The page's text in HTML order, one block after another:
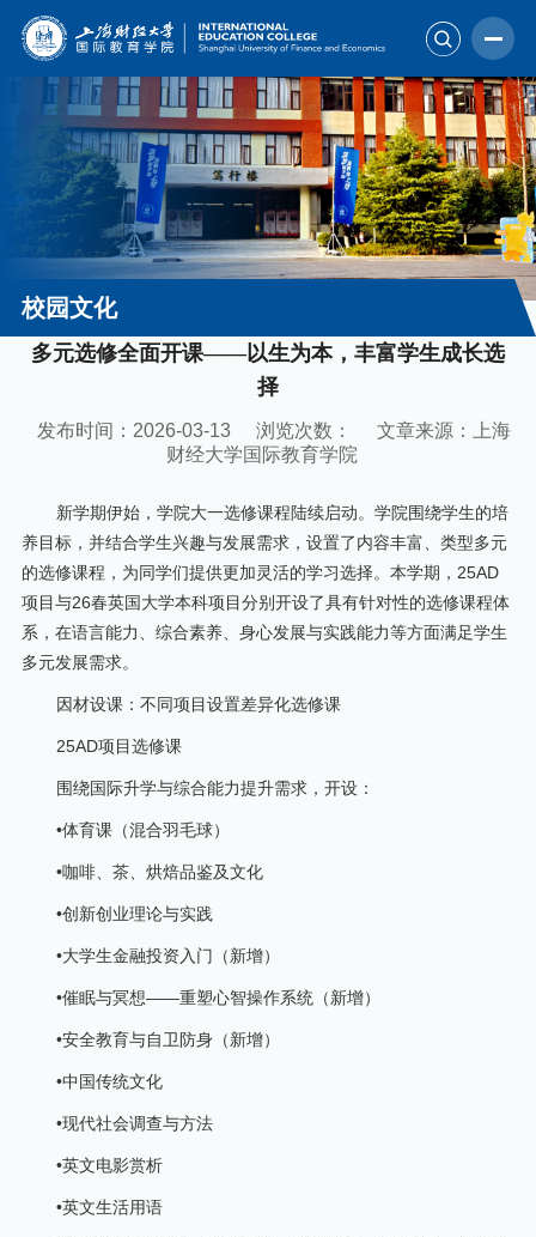
校园文化
多元选修全面开课——以生为本，丰富学生成长选
择
发布时间：2026-03-13 浏览次数：
文章来源：上海
财经大学国际教育学院
新学期伊始，学院大一选修课程陆续启动。学院围绕学生的培
养目标，并结合学生兴趣与发展需求，设置了内容丰富、类型多元
的选修课程，为同学们提供更加灵活的学习选择。本学期，25AD
项目与26春英国大学本科项目分别开设了具有针对性的选修课程体
系，在语言能力、综合素养、身心发展与实践能力等方面满足学生
多元发展需求。
因材设课：不同项目设置差异化选修课
25AD项目选修课
围绕国际升学与综合能力提升需求，开设：
•体育课（混合羽毛球）
•咖啡、茶、烘焙品鉴及文化
•创新创业理论与实践
•大学生金融投资入门（新增）
•催眠与冥想——重塑心智操作系统（新增）
•安全教育与自卫防身（新增）
•中国传统文化
•现代社会调查与方法
•英文电影赏析
•英文生活用语